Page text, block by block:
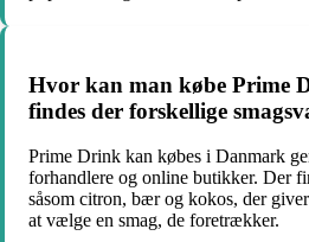
Hvor kan man købe Prime
findes der forskellige
Prime Drink kan købes i Danmark
forhandlere og online butikker. Der
såsom citron, bær og kokos, der
at vælge en smag, de foretrækker.